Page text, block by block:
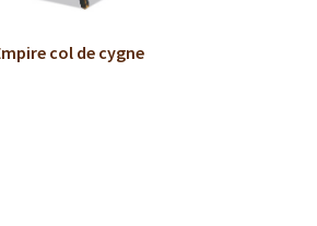
col de cygne